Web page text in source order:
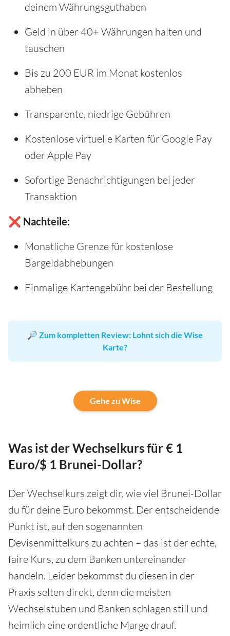
deinem Währungsguthaben
Geld in über 40+ Währungen halten und
tauschen
Bis zu 200 EUR im Monat kostenlos
abheben
Transparente, niedrige Gebühren
Kostenlose virtuelle Karten für Google Pay
oder Apple Pay
Sofortige Benachrichtigungen bei jeder
Transaktion
❌ Nachteile:
Monatliche Grenze für kostenlose
Bargeldabhebungen
Einmalige Kartengebühr bei der Bestellung
🔎 Zum kompletten Review: Lohnt sich die Wise
Karte?
Gehe zu Wise
Was ist der Wechselkurs für € 1
Euro/$ 1 Brunei-Dollar?
Der Wechselkurs zeigt dir, wie viel Brunei-Dollar
du für deine Euro bekommst. Der entscheidende
Punkt ist, auf den sogenannten
Devisenmittelkurs zu achten – das ist der echte,
faire Kurs, zu dem Banken untereinander
handeln. Leider bekommst du diesen in der
Praxis selten direkt, denn die meisten
Wechselstuben und Banken schlagen still und
heimlich eine ordentliche Marge drauf.